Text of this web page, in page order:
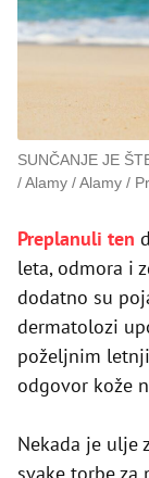
SUNČANJE JE
/ Alamy / Alamy /
Preplanuli ten
leta, odmora i
dodatno su
dermatolozi
poželjnim
odgovor kože
Nekada je ulje
svake torbe za